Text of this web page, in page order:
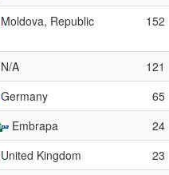
Moldova, Republic
152
N/A 121
Germany
65
Embrapa
24
United Kingdom
23